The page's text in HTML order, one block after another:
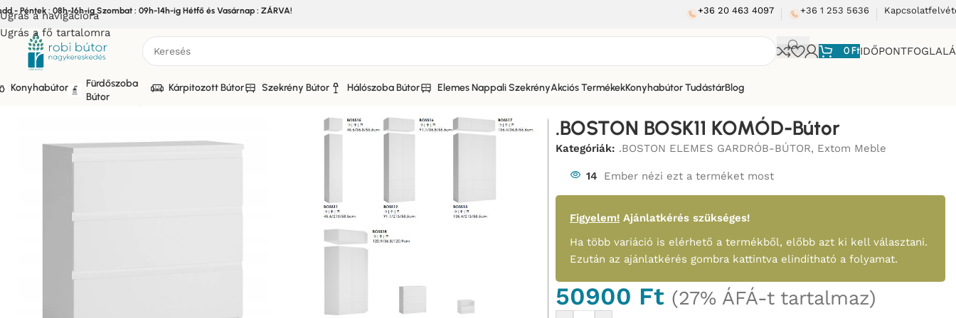
Ugrás a navigációra
Ugrás a fő tartalomra
- Péntek : 08h-16h-ig Szombat : 09h-14h-ig Hétfő és Vasárnap : ZÁRVA! +36 20 463 4097 +36 1 253 5636
0Ft
Konyhabútor
Fürdőszoba
Bútor
Kárpitozott Bútor Szekrény Bútor Hálószoba Bútor Elemes Nappali SzekrényAkciós TermékekKonyhabútor TudástárBlog
Bútor/Szekrény bútor
.BOSTON BOSK11 KOMÓD-Bútor
Kategóriák: .BOSTON ELEMES GARDRÓB-BÚTOR, Extom Meble
14 Ember nézi ezt a terméket most
Figyelem! Ajánlatkérés szükséges!
Ha több variáció is elérhető a termékből, előbb azt ki kell választani.
Ezután az ajánlatkérés gombra kattintva elindítható a folyamat.
50900 Ft (27% ÁFÁ-t tartalmaz)